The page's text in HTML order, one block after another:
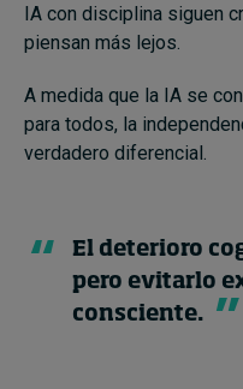
IA con disciplina siguen
piensan más lejos.
A medida que la IA se
para todos, la
verdadero diferencial.
El deterioro
pero evitarlo
consciente.